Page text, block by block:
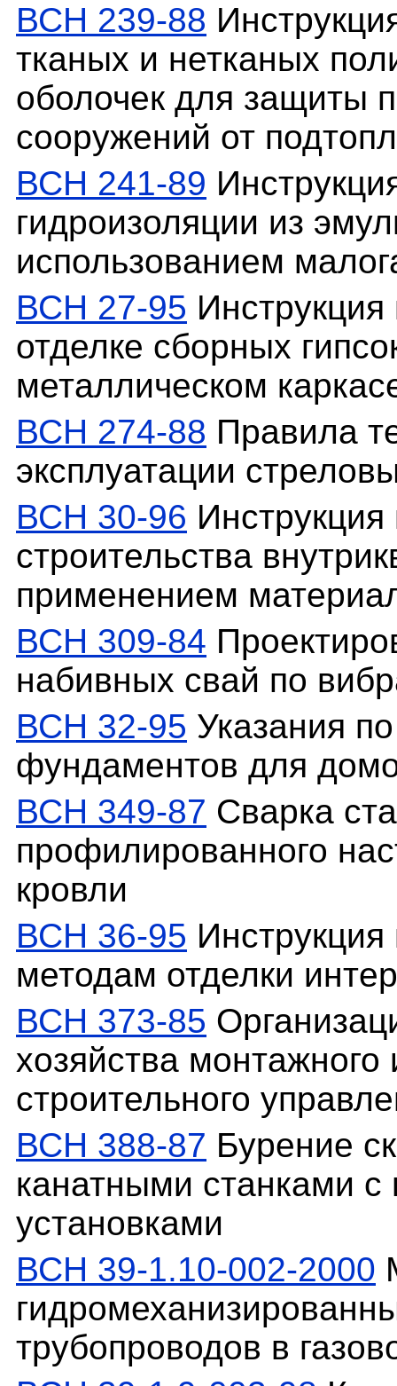
ВСН 239-88
тканых и нетканых
оболочек для защиты
сооружений от
ВСН 241-89
гидроизоляции из
использованием
ВСН 27-95
отделке сборных
металлическом
ВСН 274-88 Правила
эксплуатации
ВСН 30-96 Инструкция
строительства
применением
ВСН 309-84
набивных свай по
ВСН 32-95 Указания
фундаментов для
ВСН 349-87 Сварка
профилированного
кровли
ВСН 36-95
методам отделки
ВСН 373-85
хозяйства
строительного
ВСН 388-87 Бурение
канатными станками
установками
ВСН 39-1.10-002-2000
трубопроводов в